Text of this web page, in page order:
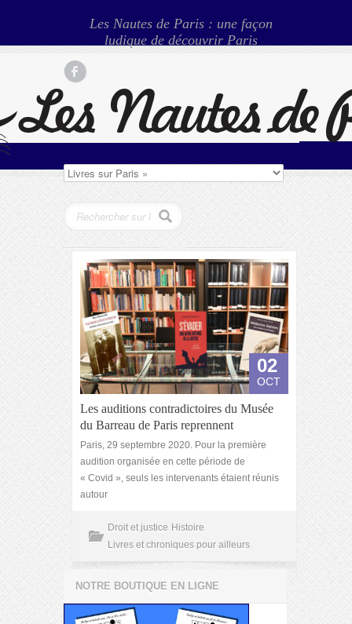
Les Nautes de Paris : une façon
ludique de découvrir Paris
02
OCT
Les auditions contradictoires du Musée
du Barreau de Paris reprennent
Paris, 29 septembre 2020. Pour la première
audition organisée en cette période de
« Covid », seuls les intervenants étaient réunis
autour
Droit et justice Histoire
Livres et chroniques pour ailleurs
NOTRE BOUTIQUE EN LIGNE